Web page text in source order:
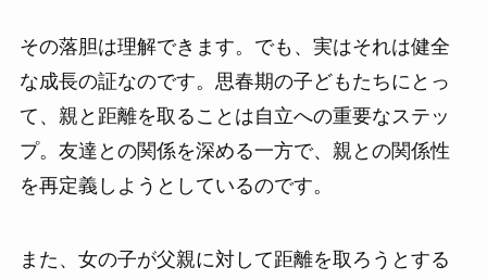
その落胆は理解できます。でも、実はそれは健全
な成長の証なのです。思春期の子どもたちにとっ
て、親と距離を取ることは自立への重要なステッ
プ。友達との関係を深める一方で、親との関係性
を再定義しようとしているのです。
また、女の子が父親に対して距離を取ろうとする